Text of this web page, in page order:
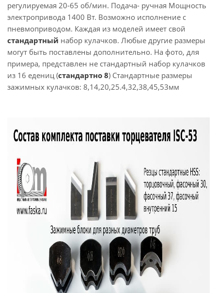
регулируемая 20-65 об/мин. Подача- ручная Мощность
электропривода 1400 Вт. Возможно исполнение с
пневмоприводом. Каждая из моделей имеет свой
стандартный набор кулачков. Любые другие размеры
могут быть поставлены дополнительно. На фото, для
примера, представлен не стандартный набор кулачков
из 16 едениц (стандартно 8) Стандартные размеры
зажимных кулачков: 8,14,20,25.4,32,38,45,53мм